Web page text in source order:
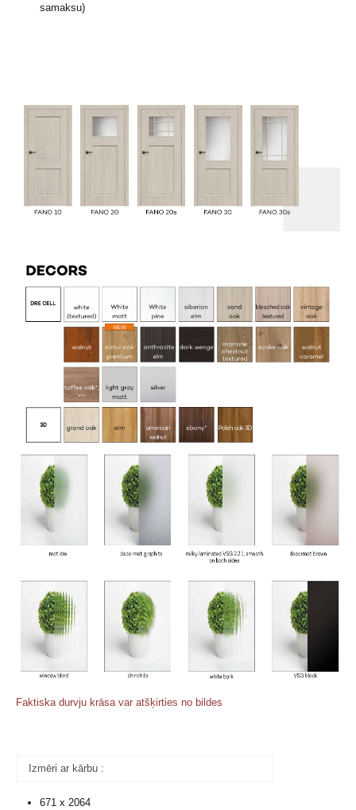
samaksu)
Faktiska durvju krāsa var atšķirties no bildes
Izmēri ar kārbu :
671 x 2064